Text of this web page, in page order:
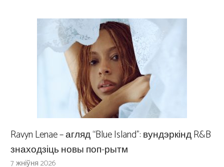
Ravyn Lenae – агляд “Blue Island”: вундэркінд R&B
знаходзіць новы поп-рытм
7 жніўня 2026